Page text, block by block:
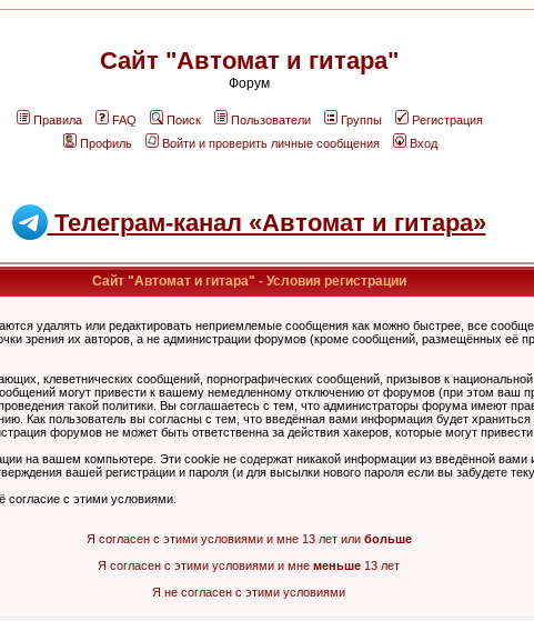
Сайт "Автомат и гитара"
Форум
Правила FAQ Поиск Пользователи Группы
Регистрация
Профиль
Войти и проверить личные сообщения Вход
Телеграм-канал «Автомат и гитара»
Сайт "Автомат и гитара" - Условия регистрации
удалять или редактировать неприемлемые сообщения как можно быстрее, все
зрения их авторов, а не администрации форумов (кроме сообщений, размещённых её
клеветнических сообщений, порнографических сообщений, призывов к
могут привести к вашему немедленному отключению от форумов (при этом ваш
такой политики. Вы соглашаетесь с тем, что администраторы форума имеют
Как пользователь вы согласны с тем, что введённая вами информация будет
форумов не может быть ответственна за действия хакеров, которые могут
на вашем компьютере. Эти cookie не содержат никакой информации из введённой вами
вашей регистрации и пароля (и для высылки нового пароля если вы забудете
согласие с этими условиями.
Я согласен с этими условиями и мне 13 лет или больше
Я согласен с этими условиями и мне меньше 13 лет
Я не согласен с этими условиями